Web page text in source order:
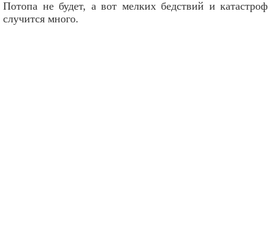
Потопа не будет, а вот мелких бедствий и катастроф
случится много.